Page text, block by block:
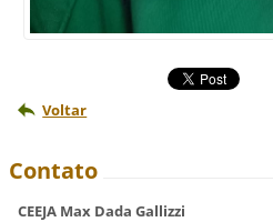
Voltar
Contato
CEEJA Max Dada Gallizzi